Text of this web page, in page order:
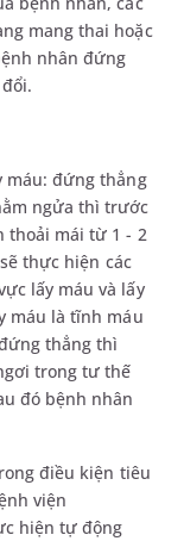
mang thai hoặc
nhân đứng
máu: đứng thẳng
ngửa thì trước
thoải mái từ 1 - 2
thực hiện các
lấy máu và lấy
máu là tĩnh máu
thẳng thì
trong tư thế
đó bệnh nhân
điều kiện tiêu
viện
hiện tự động